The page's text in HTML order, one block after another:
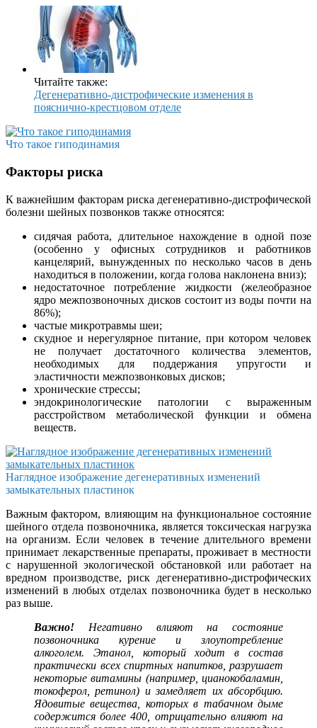
Читайте также:
Дегенеративно-дистрофические изменения в
пояснично-крестцовом отделе
Что такое гиподинамия
Факторы риска
К важнейшим факторам риска дегенеративно-дистрофической
болезни шейных позвонков также относятся:
сидячая работа, длительное нахождение в одной позе
(особенно у офисных сотрудников и работников
канцелярий, вынужденных по несколько часов в день
находиться в положении, когда голова наклонена вниз);
недостаточное потребление жидкости (желеобразное
ядро межпозвоночных дисков состоит из воды почти на
86%);
частые микротравмы шеи;
скудное и нерегулярное питание, при котором человек
не получает достаточного количества элементов,
необходимых для поддержания упругости и
эластичности межпозвонковых дисков;
хронические стрессы;
эндокринологические патологии с выраженным
расстройством метаболической функции и обмена
веществ.
Наглядное изображение дегенеративных изменений
замыкательных пластинок
Важным фактором, влияющим на функциональное состояние
шейного отдела позвоночника, является токсическая нагрузка
на организм. Если человек в течение длительного времени
принимает лекарственные препараты, проживает в местности
с нарушенной экологической обстановкой или работает на
вредном производстве, риск дегенеративно-дистрофических
изменений в любых отделах позвоночника будет в несколько
раз выше.
Важно! Негативно влияют на состояние
позвоночника курение и злоупотребление
алкоголем. Этанол, который ходит в состав
практически всех спиртных напитков, разрушает
некоторые витамины (например, цианокобаламин,
токоферол, ретинол) и замедляет их абсорбцию.
Ядовитые вещества, которых в табачном дыме
содержится более 400, отрицательно влияют на